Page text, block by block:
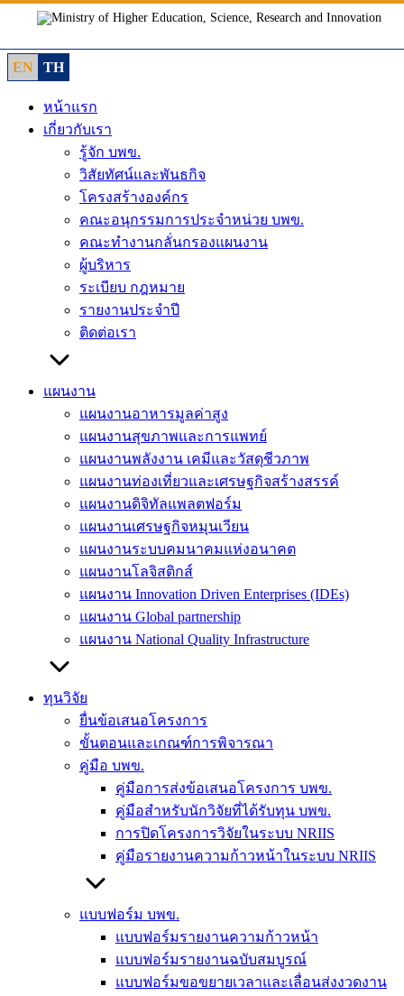
content
EN
TH
หน้าแรก
เกี่ยวกับเรา
รู้จัก บพข.
วิสัยทัศน์และพันธกิจ
โครงสร้างองค์กร
คณะอนุกรรมการประจำหน่วย บพข.
คณะทำงานกลั่นกรองแผนงาน
ผู้บริหาร
ระเบียบ กฎหมาย
รายงานประจำปี
ติดต่อเรา
แผนงาน
แผนงานอาหารมูลค่าสูง
แผนงานสุขภาพและการแพทย์
แผนงานพลังงาน เคมีและวัสดุชีวภาพ
แผนงานท่องเที่ยวและเศรษฐกิจสร้างสรรค์
แผนงานดิจิทัลแพลตฟอร์ม
แผนงานเศรษฐกิจหมุนเวียน
แผนงานระบบคมนาคมแห่งอนาคต
แผนงานโลจิสติกส์
แผนงาน Innovation Driven Enterprises (IDEs)
แผนงาน Global partnership
แผนงาน National Quality Infrastructure
ทุนวิจัย
ยื่นข้อเสนอโครงการ
ขั้นตอนและเกณฑ์การพิจารณา
คู่มือ บพข.
คู่มือการส่งข้อเสนอโครงการ บพข.
คู่มือสำหรับนักวิจัยที่ได้รับทุน บพข.
การปิดโครงการวิจัยในระบบ NRIIS
คู่มือรายงานความก้าวหน้าในระบบ NRIIS
แบบฟอร์ม บพข.
แบบฟอร์มรายงานความก้าวหน้า
แบบฟอร์มรายงานฉบับสมบูรณ์
แบบฟอร์มขอขยายเวลาและเลื่อนส่งงวดงาน